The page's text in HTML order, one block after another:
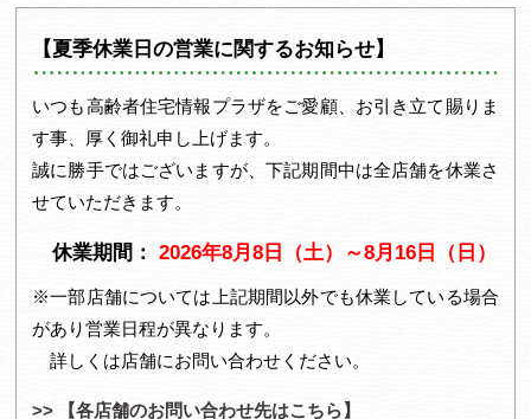
【夏季休業日の営業に関するお知らせ】
いつも高齢者住宅情報プラザをご愛顧、お引き立て賜りま
す事、厚く御礼申し上げます。
誠に勝手ではございますが、下記期間中は全店舗を休業さ
せていただきます。
休業期間： 2026年8月8日（土）～8月16日（日）
※一部店舗については上記期間以外でも休業している場合
があり営業日程が異なります。
詳しくは店舗にお問い合わせください。
>> 【各店舗のお問い合わせ先はこちら】